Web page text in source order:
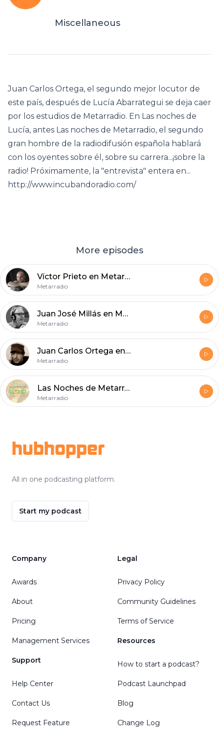
Miscellaneous
Juan Carlos Ortega, el segundo mejor locutor de
este país, después de Lucía Abarrategui se deja caer
por los estudios de Metarradio. En Las noches de
Lucía, antes Las noches de Metarradio, el segundo
gran hombre de la radiodifusión española hablará
con los oyentes sobre él, sobre su carrera...¡sobre la
radio! Próximamente, la "entrevista" entera en...
http://www.incubandoradio.com/
More episodes
Víctor Prieto en Metarradio
Metarradio
Juan José Millás en Metarradio
Metarradio
Juan Carlos Ortega en Las Noches de Metarradio
Metarradio
Las Noches de Metarradio con Juan Carlos Ortega
Metarradio
hubhopper
All in one podcasting platform.
Start my podcast
Company
Awards
About
Pricing
Management Services
Support
Help Center
Contact Us
Request Feature
Legal
Privacy Policy
Community Guidelines
Terms of Service
Resources
How to start a podcast?
Podcast Launchpad
Blog
Change Log